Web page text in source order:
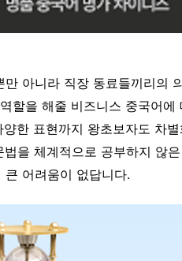
아니라 직장 동료들끼리의
할을 해줄 비즈니스 중국어에
한 표현까지 왕초보자도 차
을 체계적으로 공부하지 않
어려움이 없답니다.